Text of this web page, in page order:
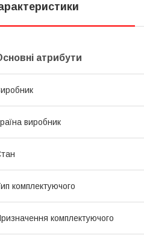
атрибути
виробник
комплектуючого
комплектуючого